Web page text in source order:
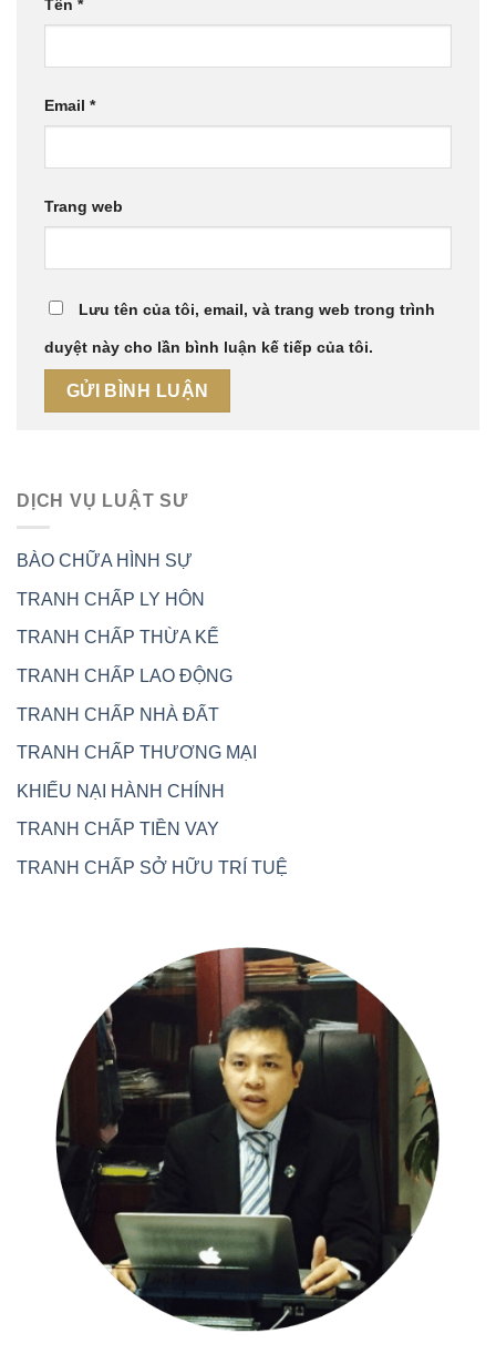
Tên *
Email *
Trang web
Lưu tên của tôi, email, và trang web trong trình
duyệt này cho lần bình luận kế tiếp của tôi.
DỊCH VỤ LUẬT SƯ
BÀO CHỮA HÌNH SỰ
TRANH CHẤP LY HÔN
TRANH CHẤP THỪA KẾ
TRANH CHẤP LAO ĐỘNG
TRANH CHẤP NHÀ ĐẤT
TRANH CHẤP THƯƠNG MẠI
KHIẾU NẠI HÀNH CHÍNH
TRANH CHẤP TIỀN VAY
TRANH CHẤP SỞ HỮU TRÍ TUỆ